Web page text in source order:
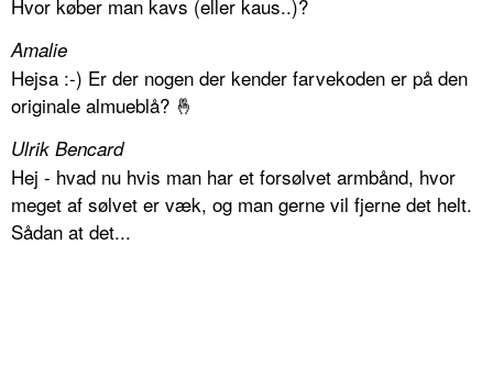
Hvor køber man kavs (eller kaus..)?
Amalie
Hejsa :-) Er der nogen der kender farvekoden er på den
originale almueblå? 🤞
Ulrik Bencard
Hej - hvad nu hvis man har et forsølvet armbånd, hvor
meget af sølvet er væk, og man gerne vil fjerne det helt.
Sådan at det...